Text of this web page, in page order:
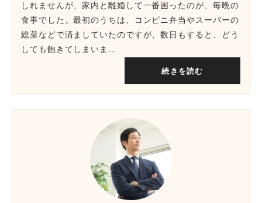
しれませんが、家内と離婚して一番困ったのが、毎晩の
食事でした。最初のうちは、コンビニ弁当やスーパーの
総菜などで済ましていたのですが、数日もすると、どう
しても飽きてしまいま…
続きを読む